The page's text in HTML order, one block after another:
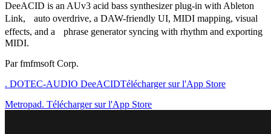
DeeACID is an AUv3 acid bass synthesizer plug-in with Ableton
Link, auto overdrive, a DAW-friendly UI, MIDI mapping, visual
effects, and a phrase generator syncing with rhythm and exporting
MIDI.
Par fmfmsoft Corp.
. DOTEC-AUDIO DeeACIDTélécharger sur l'App Store
Metropad. Télécharger sur l'App Store